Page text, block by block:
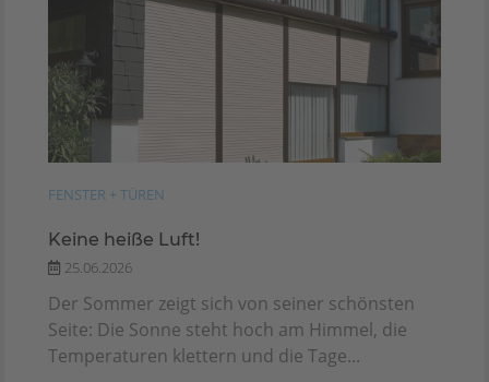
FENSTER + TÜREN
Keine heiße Luft!
25.06.2026
Der Sommer zeigt sich von seiner schönsten
Seite: Die Sonne steht hoch am Himmel, die
Temperaturen klettern und die Tage...